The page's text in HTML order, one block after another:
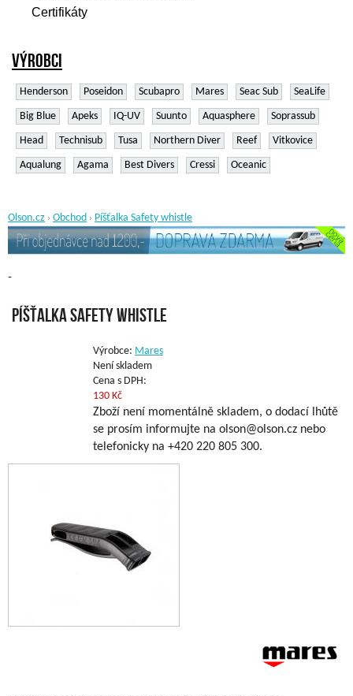
Certifikáty
Výrobci
Henderson Poseidon Scubapro Mares Seac Sub SeaLife
Big Blue Apeks IQ-UV Suunto Aquasphere Soprassub
Head Technisub Tusa Northern Diver Reef Vitkovice
Aqualung Agama Best Divers Cressi Oceanic
Olson.cz › Obchod › Píšťalka Safety whistle
-
Píšťalka Safety whistle
Výrobce: Mares
Není skladem
Cena s DPH:
130 Kč
Zboží není momentálně skladem, o dodací lhůtě
se prosím informujte na olson@olson.cz nebo
telefonicky na +420 220 805 300.